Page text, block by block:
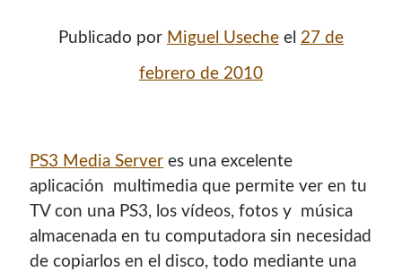
¡Hola mi nombre es Miguel Useche!
Soydesarrollador web , colaboro en comunidades como
Publicado por Miguel Useche el 27 de
febrero de 2010
PS3 Media Server es una excelente
aplicación multimedia que permite ver en tu
TV con una PS3, los ví­deos, fotos y música
almacenada en tu computadora sin necesidad
de copiarlos en el disco, todo mediante una